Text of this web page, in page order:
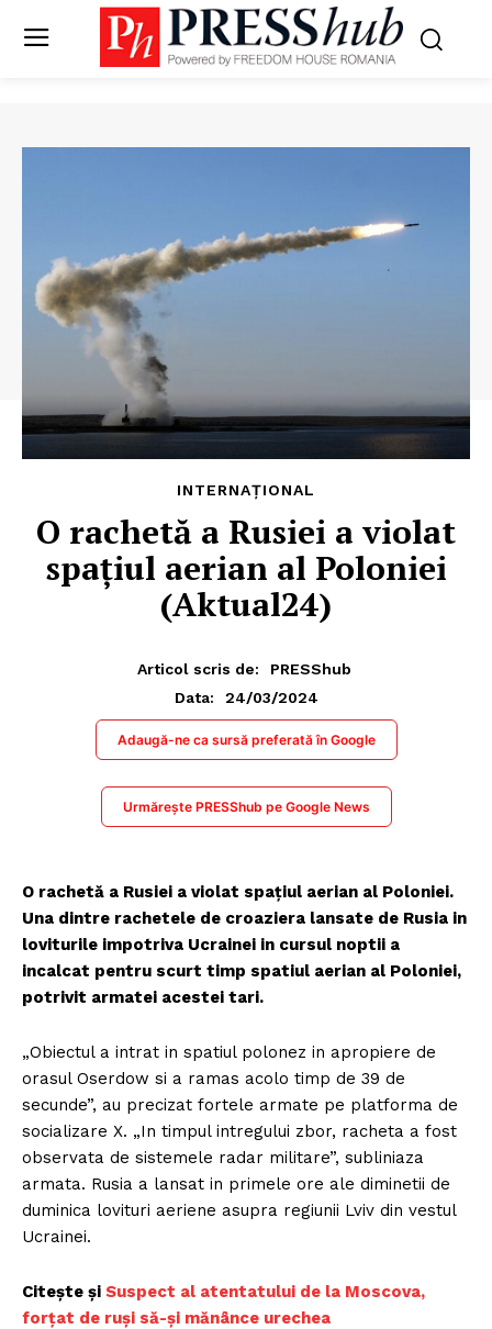
INTERNAȚIONAL
O rachetă a Rusiei a violat
spațiul aerian al Poloniei
(Aktual24)
Articol scris de:
PRESShub
Data:
24/03/2024
Adaugă-ne ca sursă preferată în Google
Urmărește PRESShub pe Google News
O rachetă a Rusiei a violat spațiul aerian al Poloniei.
Una dintre rachetele de croaziera lansate de Rusia in
loviturile impotriva Ucrainei in cursul noptii a
incalcat pentru scurt timp spatiul aerian al Poloniei,
potrivit armatei acestei tari.
„Obiectul a intrat in spatiul polonez in apropiere de
orasul Oserdow si a ramas acolo timp de 39 de
secunde”, au precizat fortele armate pe platforma de
socializare X. „In timpul intregului zbor, racheta a fost
observata de sistemele radar militare”, subliniaza
armata. Rusia a lansat in primele ore ale diminetii de
duminica lovituri aeriene asupra regiunii Lviv din vestul
Ucrainei.
Citește și Suspect al atentatului de la Moscova,
forțat de ruși să-și mănânce urechea